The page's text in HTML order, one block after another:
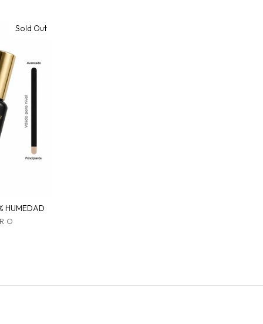
Sold Out
HUMEDAD